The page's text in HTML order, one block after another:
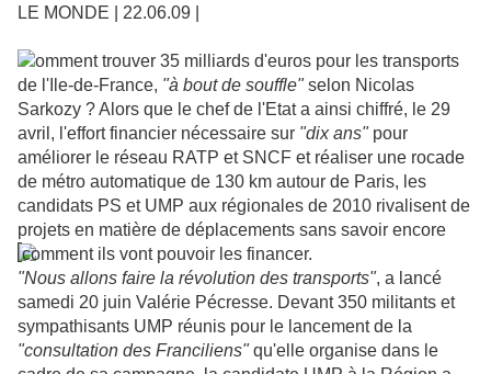
LE MONDE | 22.06.09 |
omment trouver 35 milliards d'euros pour les transports
de l'Ile-de-France, "à bout de souffle"selon Nicolas
Sarkozy ? Alors que le chef de l'Etat a ainsi chiffré, le 29
avril, l'effort financier nécessaire sur "dix ans"pour
améliorer le réseau RATP et SNCF et réaliser une rocade
de métro automatique de 130 km autour de Paris, les
candidats PS et UMP aux régionales de 2010 rivalisent de
projets en matière de déplacements sans savoir encore
comment ils vont pouvoir les financer.
"Nous allons faire la révolution des transports", a lancé
samedi 20 juin Valérie Pécresse. Devant 350 militants et
sympathisants UMP réunis pour le lancement de la
"consultation des Franciliens"qu'elle organise dans le